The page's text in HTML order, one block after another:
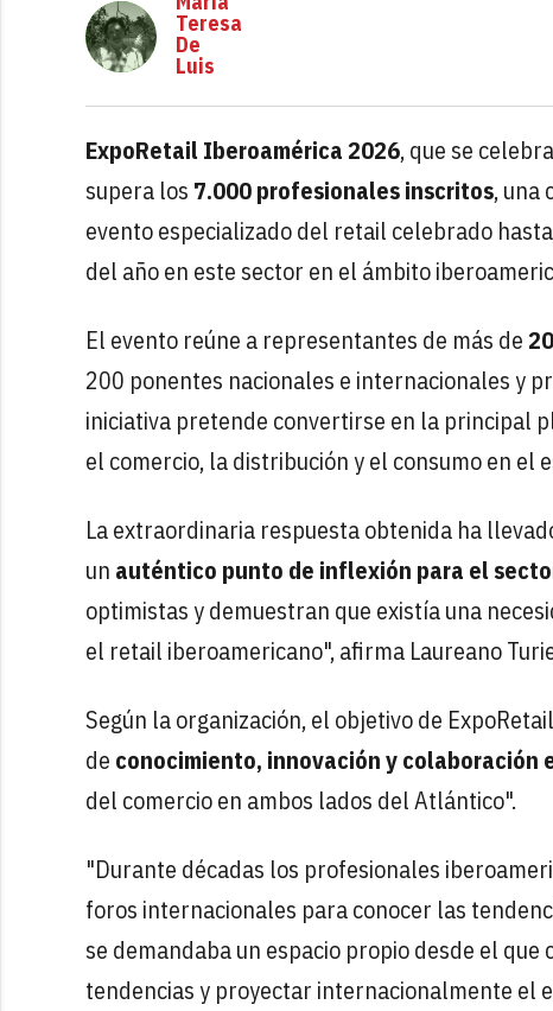
Teresa
De
Luis
ExpoRetail Iberoamérica 2026, que se
supera los 7.000 profesionales inscritos, una
evento especializado del retail celebrado
del año en este sector en el ámbito
El evento reúne a representantes de más de
200 ponentes nacionales e internacionales y
iniciativa pretende convertirse en la principal
el comercio, la distribución y el consumo en el
La extraordinaria respuesta obtenida ha
un auténtico punto de inflexión para el
optimistas y demuestran que existía una
el retail iberoamericano", afirma Laureano
Según la organización, el objetivo de
de conocimiento, innovación y colaboración
del comercio en ambos lados del Atlántico".
"Durante décadas los profesionales
foros internacionales para conocer las
se demandaba un espacio propio desde el
tendencias y proyectar internacionalmente el